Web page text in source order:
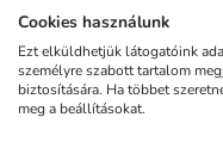
Cookies használunk
Ezt elküldhetjük látogatóink
személyre szabott tartalom
biztosítására. Ha többet
meg a beállításokat.